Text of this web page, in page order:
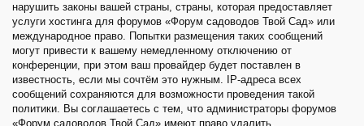
нарушить законы вашей страны, страны, которая предоставляет
услуги хостинга для форумов «Форум садоводов Твой Сад» или
международное право. Попытки размещения таких сообщений
могут привести к вашему немедленному отключению от
конференции, при этом ваш провайдер будет поставлен в
известность, если мы сочтём это нужным. IP-адреса всех
сообщений сохраняются для возможности проведения такой
политики. Вы соглашаетесь с тем, что администраторы форумов
«Форум садоводов Твой Сад» имеют право удалить,